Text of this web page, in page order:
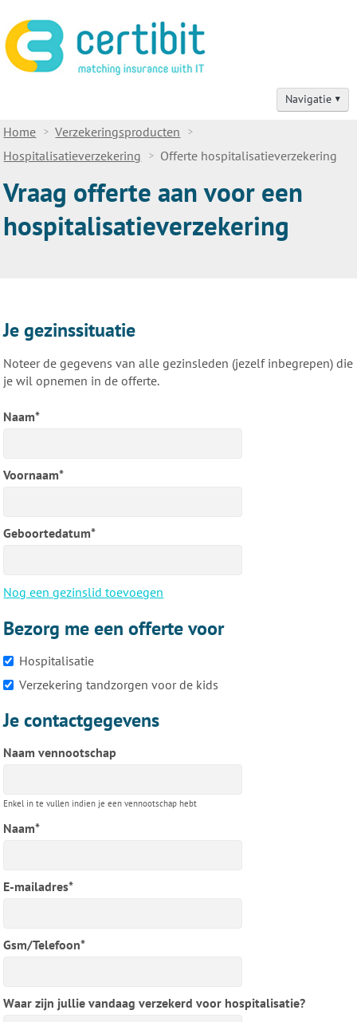
Navigatie
Home
Verzekeringsadvies
Verzekeringsproducten
Schadegevallen
Over ons
Home
Verzekeringsproducten
Hospitalisatieverzekering
Offerte hospitalisatieverzekering
Vraag offerte aan voor een
hospitalisatieverzekering
Je gezinssituatie
Noteer de gegevens van alle gezinsleden (jezelf inbegrepen) die
je wil opnemen in de offerte.
Naam*
Voornaam*
Geboortedatum*
Nog een gezinslid toevoegen
Bezorg me een offerte voor
Hospitalisatie
Verzekering tandzorgen voor de kids
Je contactgegevens
Naam vennootschap
Enkel in te vullen indien je een vennootschap hebt
Naam*
E-mailadres*
Gsm/Telefoon*
Waar zijn jullie vandaag verzekerd voor hospitalisatie?